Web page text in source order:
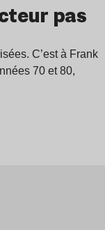
pas
C’est à Frank
70 et 80,